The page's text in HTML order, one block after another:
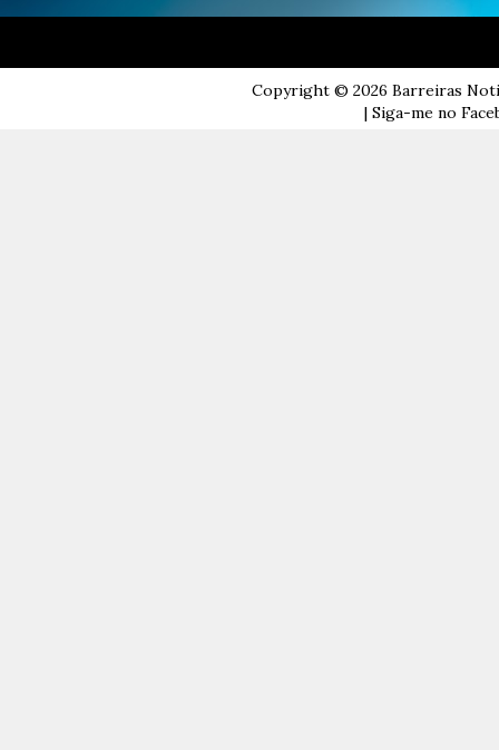
Copyright © 2026 Barreiras
| Siga-me no